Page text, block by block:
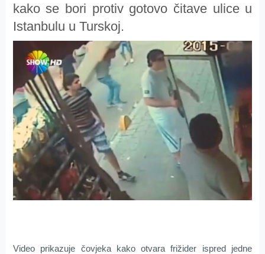
kako se bori protiv gotovo čitave ulice u
Istanbulu u Turskoj.
Video prikazuje čovjeka kako otvara frižider ispred jedne